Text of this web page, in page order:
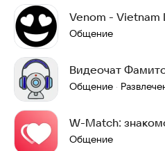
Venom -
with Locals
Общение
Видеочат
Общение ·
W-Match:
Общение